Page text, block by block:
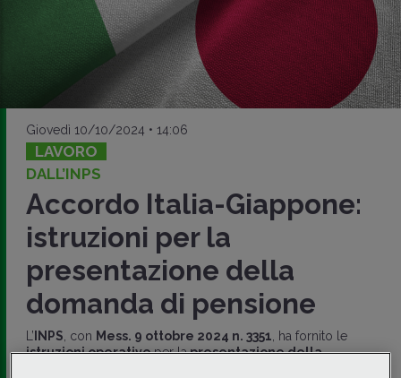
Giovedì 10/10/2024 • 14:06
LAVORO
DALL’INPS
Accordo Italia-Giappone:
istruzioni per la
presentazione della
domanda di pensione
L’ INPS , con Mess. 9 ottobre 2024 n. 3351 , ha fornito le
istruzioni operativeper lapresentazione della